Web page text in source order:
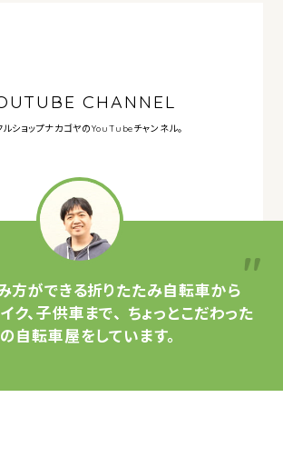
CHANNEL
ルショップナカゴヤのYouTubeチャンネル。
方ができる折りたたみ自転車から
、子供車まで、 ちょっとこだわった
自転車屋をしています。
ゴヤ